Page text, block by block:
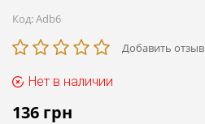
Код:Adb6
Добавить отзыв
Нет в наличии
136 грн